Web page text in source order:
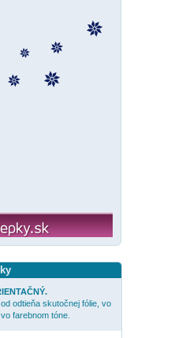
odtieňa skutočnej fólie, vo
farebnom tóne.